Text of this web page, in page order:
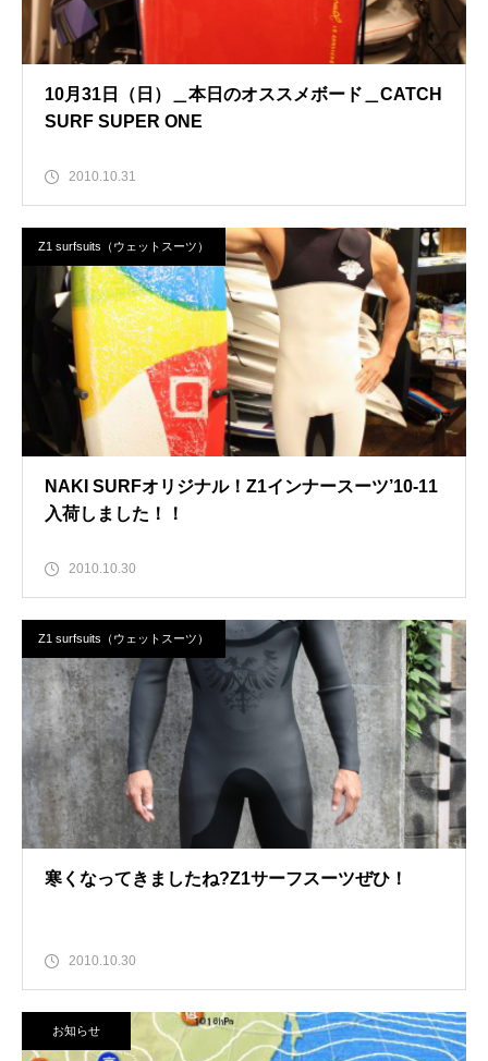
10月31日（日）＿本日のオススメボード＿CATCH
SURF SUPER ONE
2010.10.31
Z1 surfsuits（ウェットスーツ）
NAKI SURFオリジナル！Z1インナースーツ’10-11
入荷しました！！
2010.10.30
Z1 surfsuits（ウェットスーツ）
寒くなってきましたね?Z1サーフスーツぜひ！
2010.10.30
お知らせ